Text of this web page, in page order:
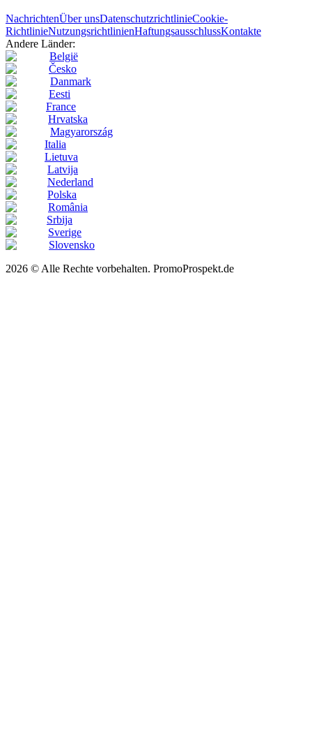
NachrichtenÜber unsDatenschutzrichtlinieCookie-
RichtlinieNutzungsrichtlinienHaftungsausschlussKontakte
Andere Länder:
België
Česko
Danmark
Eesti
France
Hrvatska
Magyarország
Italia
Lietuva
Latvija
Nederland
Polska
România
Srbija
Sverige
Slovensko
2026 © Alle Rechte vorbehalten. PromoProspekt.de